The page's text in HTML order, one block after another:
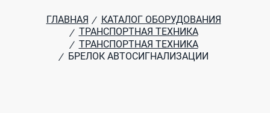
ГЛАВНАЯ / КАТАЛОГ ОБОРУДОВАНИЯ
/ ТРАНСПОРТНАЯ ТЕХНИКА
/ ТРАНСПОРТНАЯ ТЕХНИКА
/ БРЕЛОК АВТОСИГНАЛИЗАЦИИ